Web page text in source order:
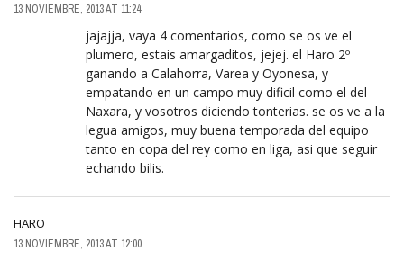
13 NOVIEMBRE, 2013 AT 11:24
jajajja, vaya 4 comentarios, como se os ve el
plumero, estais amargaditos, jejej. el Haro 2º
ganando a Calahorra, Varea y Oyonesa, y
empatando en un campo muy dificil como el del
Naxara, y vosotros diciendo tonterias. se os ve a la
legua amigos, muy buena temporada del equipo
tanto en copa del rey como en liga, asi que seguir
echando bilis.
HARO
13 NOVIEMBRE, 2013 AT 12:00